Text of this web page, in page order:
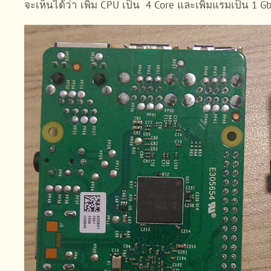
จะเห็นได้ว่า เพิ่ม CPU เป็น 4 Core และเพิ่มแรมเป็น 1 Gb